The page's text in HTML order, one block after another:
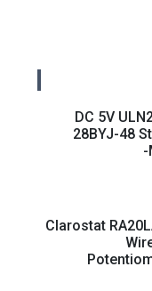
DC 5V
28BYJ-48
Clarostat